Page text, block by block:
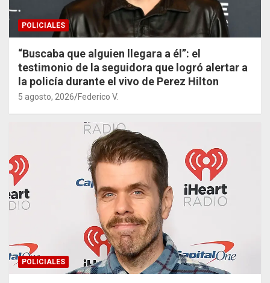
POLICIALES
“Buscaba que alguien llegara a él”: el
testimonio de la seguidora que logró alertar a
la policía durante el vivo de Perez Hilton
5 agosto, 2026 Federico V.
POLICIALES